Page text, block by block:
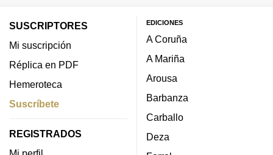
SUSCRIPTORES
Mi suscripción
Réplica en PDF
Hemeroteca
Suscríbete
REGISTRADOS
EDICIONES
A Coruña
A Mariña
Arousa
Barbanza
Carballo
Deza